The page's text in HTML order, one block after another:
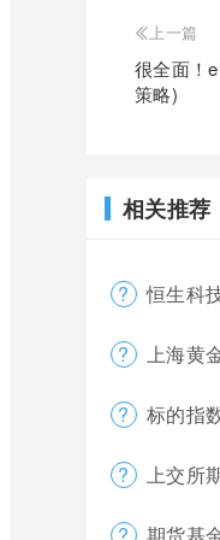
上一篇
很全面！
策略)
相关推荐
恒生科
上海黄
标的指
上交所